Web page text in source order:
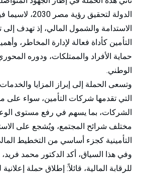
الدولة لتحقيق رؤية
الاستدامة والشمول المالي، إذ تهدف إلى
التأمين كأداة فعالة لإدارة المخاطر،
حماية الأفراد والممتلكات، ودوره
الوطني.
وتسعى الحملة إلى إبراز المزايا والخدمات
التي تقدمها شركات التأمين، سواء على
الشركات، بما يسهم في رفع مستوى
مختلف شرائح المجتمع، ويُشجع على
التأمينية كجزء أساسي من التخطيط
وفي هذا السياق، أكد الدكتور محمد فريد،
للرقابة المالية، قائلاً: إطلاق حملة